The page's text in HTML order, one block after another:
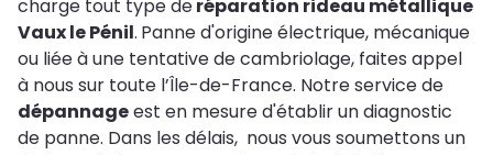
charge tout type deréparation rideau métallique
Vaux le Pénil. Panne d'origine électrique, mécanique
ou liée à une tentative de cambriolage, faites appel
à nous sur toute l’Île-de-France. Notre service de
dépannageest en mesure d'établir un diagnostic
de panne. Dans les délais, nous vous soumettons un